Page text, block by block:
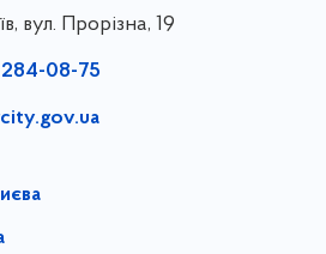
вул. Прорізна, 19
08-75